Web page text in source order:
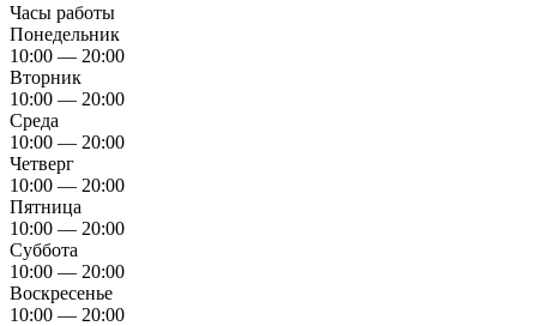
Часы работы
Понедельник
10:00 — 20:00
Вторник
10:00 — 20:00
Среда
10:00 — 20:00
Четверг
10:00 — 20:00
Пятница
10:00 — 20:00
Суббота
10:00 — 20:00
Воскресенье
10:00 — 20:00